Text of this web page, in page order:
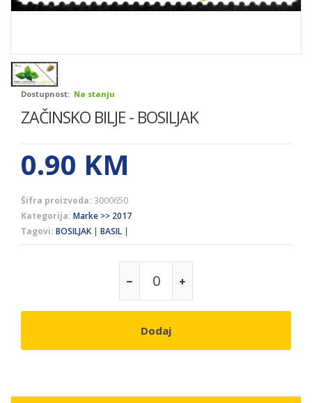
Dostupnost: Na stanju
ZAČINSKO BILJE - BOSILJAK
0.90 KM
Šifra proizvoda: 3000650
Kategorija: Marke >> 2017
Tagovi: BOSILJAK | BASIL |
Dodaj